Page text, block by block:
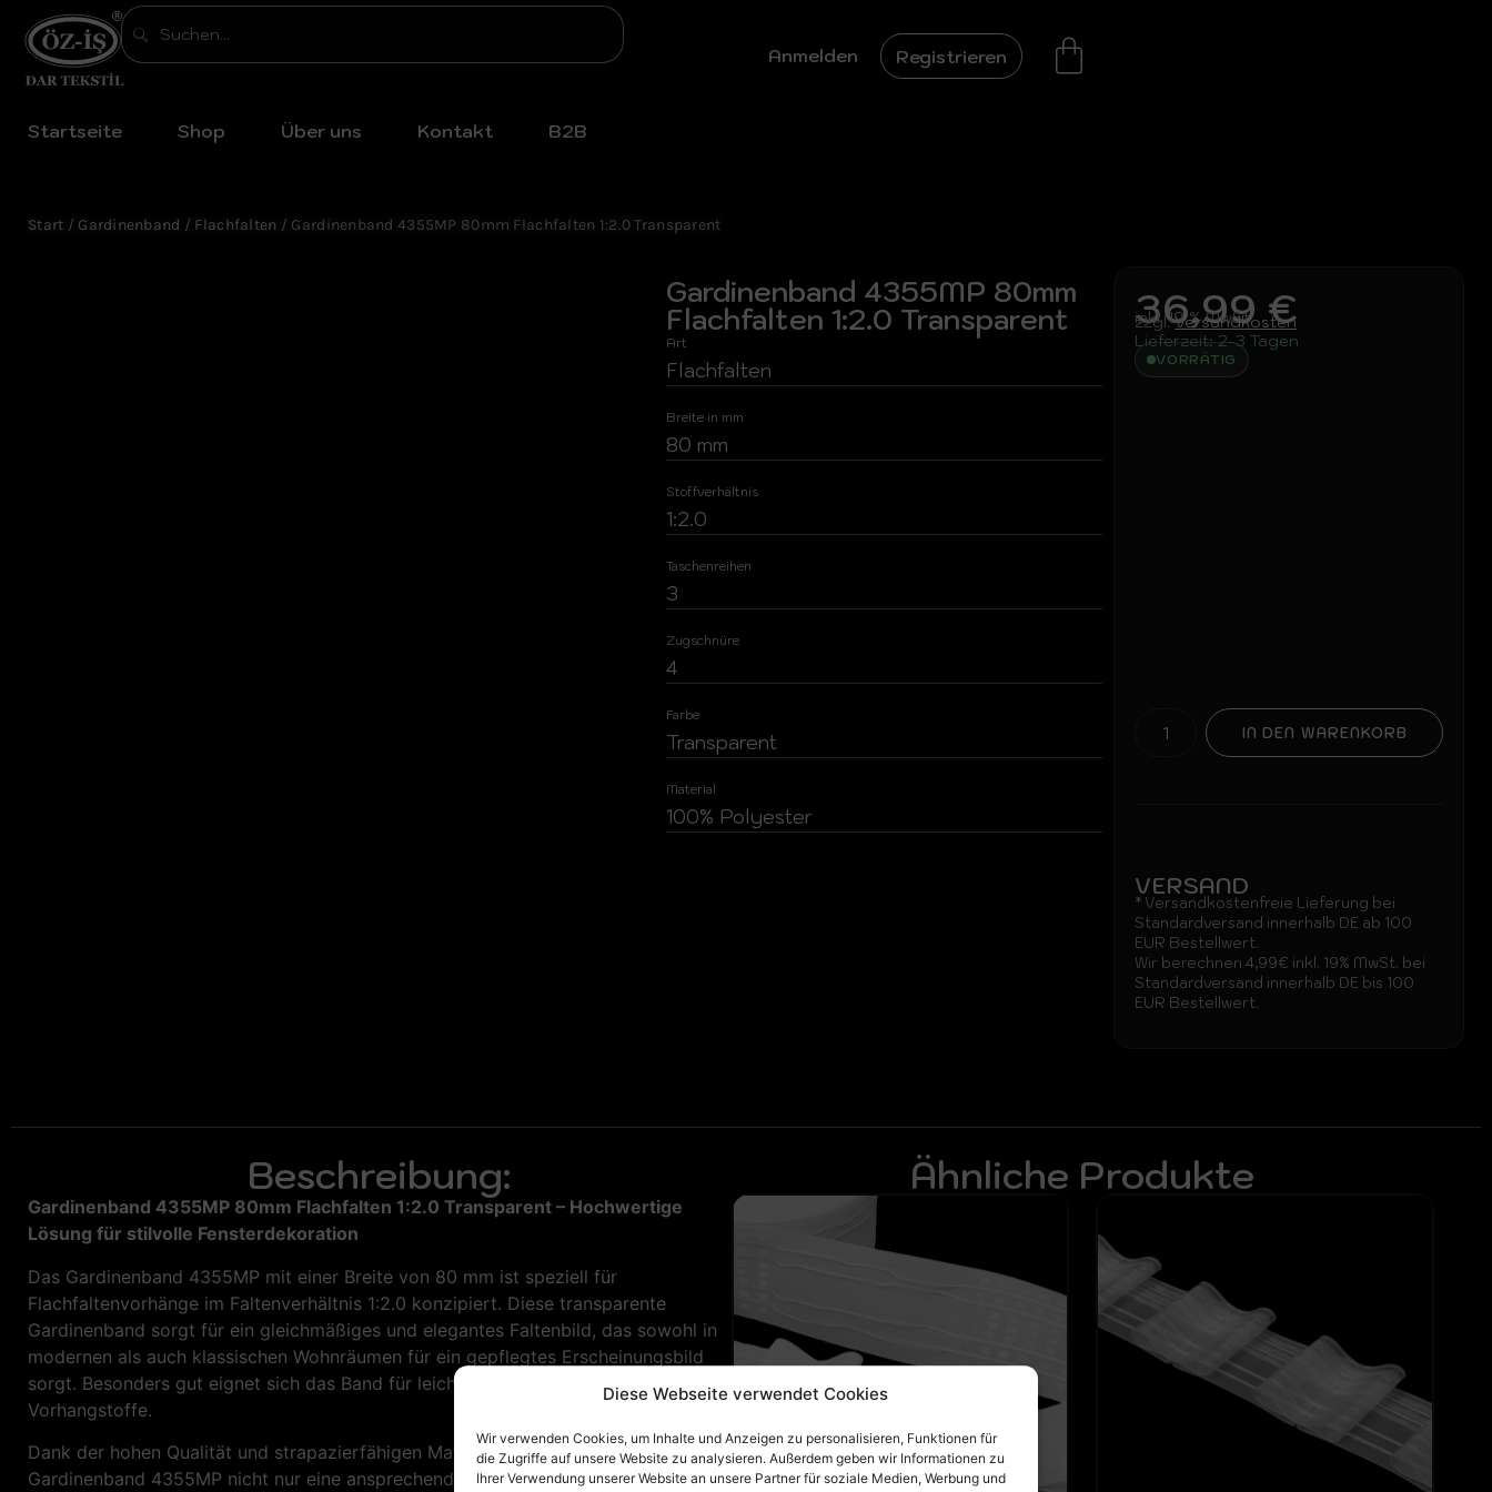
Diese Webseite verwendet Cookies
Wir verwenden Cookies, um Inhalte und Anzeigen zu personalisieren, Funktionen für
die Zugriffe auf unsere Website zu analysieren. Außerdem geben wir Informationen zu
Ihrer Verwendung unserer Website an unsere Partner für soziale Medien, Werbung und
Anmelden Registrieren
Startseite Shop Über uns Kontakt B2B
Start / Gardinenband / Flachfalten / Gardinenband 4355MP 80mm Flachfalten 1:2.0 Transparent
Gardinenband 4355MP 80mm
Flachfalten 1:2.0 Transparent
Art
Flachfalten
Breite in mm
80 mm
Stoffverhältnis
1:2.0
Taschenreihen
3
Zugschnüre
4
Farbe
Transparent
Material
100% Polyester
36,99€
inkl. 19 % MwSt.
zzgl.Versandkosten
Lieferzeit:2-3 Tagen
VORRÄTIG
IN DEN WARENKORB
VERSAND
* Versandkostenfreie Lieferung bei
Standardversand innerhalb DE ab 100
EUR Bestellwert.
Wir berechnen 4,99€ inkl. 19% MwSt. bei
Standardversand innerhalb DE bis 100
EUR Bestellwert.
Beschreibung:
Gardinenband 4355MP 80mm Flachfalten 1:2.0 Transparent – Hochwertige
Lösung für stilvolle Fensterdekoration
Das Gardinenband 4355MP mit einer Breite von 80 mm ist speziell für
Flachfaltenvorhänge im Faltenverhältnis 1:2.0 konzipiert. Diese transparente
Gardinenband sorgt für ein gleichmäßiges und elegantes Faltenbild, das sowohl in
modernen als auch klassischen Wohnräumen für ein gepflegtes Erscheinungsbild
sorgt. Besonders gut eignet sich das Band für leichte bis mittelschwere
Vorhangstoffe.
Dank der hohen Qualität und strapazierfähigen Materialien bietet das
Gardinenband 4355MP nicht nur eine ansprechende Optik, sondern auch eine lange
Ähnliche Produkte